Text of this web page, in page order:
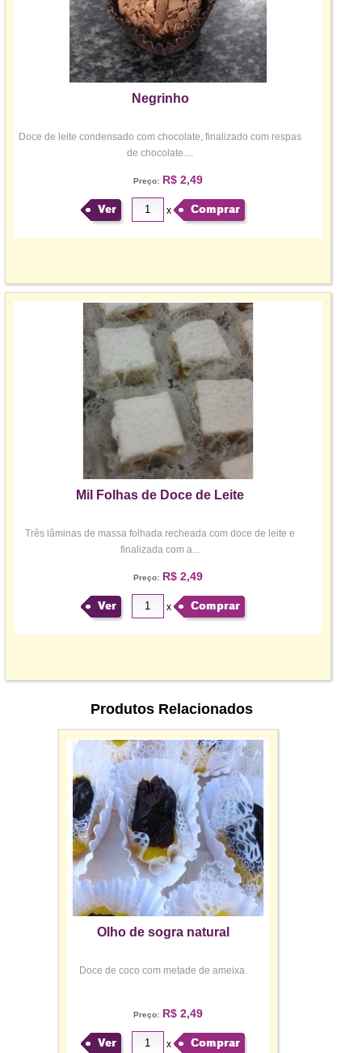
Negrinho
Doce de leite condensado com chocolate, finalizado com respas
de chocolate....
Preço:R$ 2,49
Ver x Comprar
Mil Folhas de Doce de Leite
Três lâminas de massa folhada recheada com doce de leite e
finalizada com a...
Preço:R$ 2,49
Ver x Comprar
Produtos Relacionados
Olho de sogra natural
Doce de coco com metade de ameixa.
Preço:R$ 2,49
Ver x Comprar